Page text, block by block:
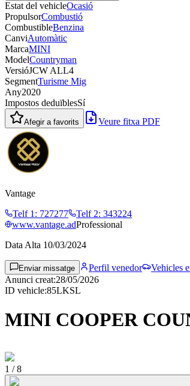
Estat del vehicleOcasió
PropulsorCombustió
CombustibleBenzina
CanviAutomàtic
MarcaMINI
ModelCountryman
VersióJCW ALL4
SegmentTurisme Mig
Any2020
Impostos deduïblesSí
Afegir a favorits Veure fitxa PDF
Vantage
Telf 1 : 727277 Telf 2: 343224
www.vantage.adProfessional
Data Alta 10/03/2024
Enviar missatge Perfil venedor Vehicles
Anunci creat:28/05/2026
ID vehicle:85LKSL
MINI COOPER
1 /8